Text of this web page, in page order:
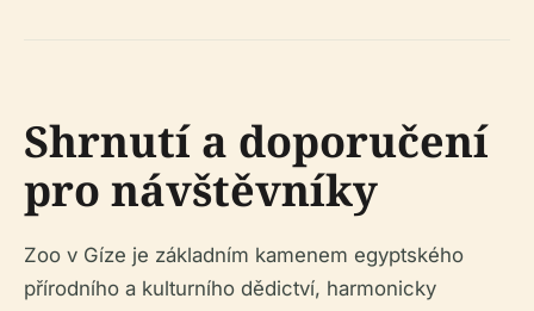
Shrnutí a doporučení
pro návštěvníky
Zoo v Gíze je základním kamenem egyptského
přírodního a kulturního dědictví, harmonicky